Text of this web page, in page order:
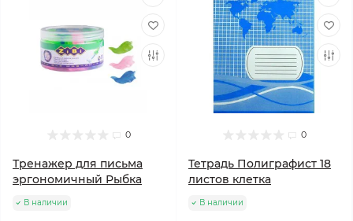
0
Тренажер для письма
эргономичный Рыбка
В наличии
0
Тетрадь Полиграфист 18
листов клетка
В наличии